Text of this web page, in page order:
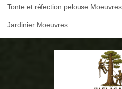
Tonte et réfection pelouse Moeuvres
Jardinier Moeuvres